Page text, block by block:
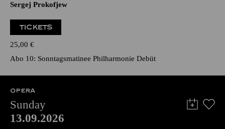
Sergej Prokofjew
TICKETS
25,00 €
Abo 10: Sonntagsmatinee Philharmonie Debüt
OPERA
Sunday
13.09.2026